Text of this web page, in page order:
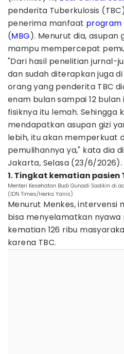
penderita Tuberkulosis
penerima manfaat program
(MBG). Menurut dia, asupan
mampu mempercepat
"Dari hasil penelitian jurnal-
dan sudah diterapkan juga
orang yang penderita TBC
enam bulan sampai 12
fisiknya itu lemah. Sehingga
mendapatkan asupan gizi
lebih, itu akan memperkuat
pemulihannya ya," kata dia di
Jakarta, Selasa (23/6/2026).
1. Tingkat kematian pasien
Menteri Kesehatan Budi Gunadi Sadikin di
(IDN Times/Herka Yanis)
Menurut Menkes, intervensi
bisa menyelamatkan nyawa
kematian 126 ribu
karena TBC.